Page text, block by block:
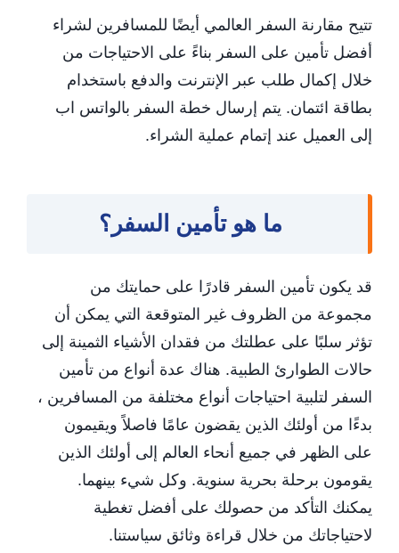
تتيح مقارنة السفر العالمي أيضًا للمسافرين لشراء
أفضل تأمين على السفر بناءً على الاحتياجات من
خلال إكمال طلب عبر الإنترنت والدفع باستخدام
بطاقة ائتمان. يتم إرسال خطة السفر بالواتس اب
إلى العميل عند إتمام عملية الشراء.
ما هو تأمين السفر؟
قد يكون تأمين السفر قادرًا على حمايتك من
مجموعة من الظروف غير المتوقعة التي يمكن أن
تؤثر سلبًا على عطلتك من فقدان الأشياء الثمينة إلى
حالات الطوارئ الطبية. هناك عدة أنواع من تأمين
السفر لتلبية احتياجات أنواع مختلفة من المسافرين ،
بدءًا من أولئك الذين يقضون عامًا فاصلاً ويقيمون
على الظهر في جميع أنحاء العالم إلى أولئك الذين
يقومون برحلة بحرية سنوية. وكل شيء بينهما.
يمكنك التأكد من حصولك على أفضل تغطية
لاحتياجاتك من خلال قراءة وثائق سياستنا.